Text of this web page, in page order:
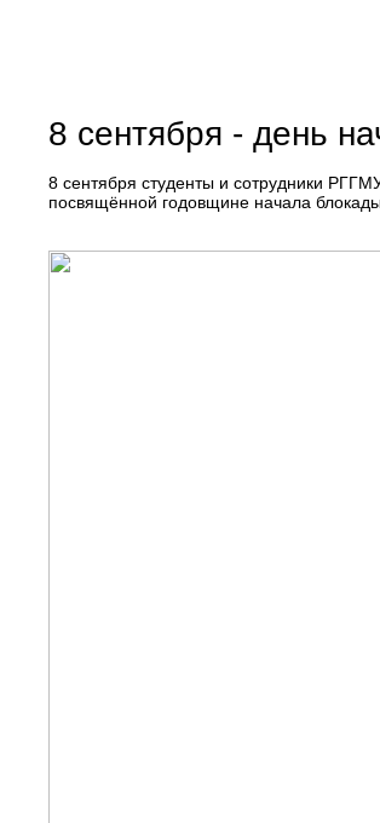
8 сентября - день
8 сентября студенты и сотрудники
посвящённой годовщине начала